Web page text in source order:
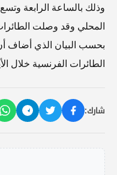
وذلك بالساعة الرابعة
المحلي وقد وصلت الطائرات
بحسب البيان الذي أضاف
الطائرات الفرنسية خلال
شارك: